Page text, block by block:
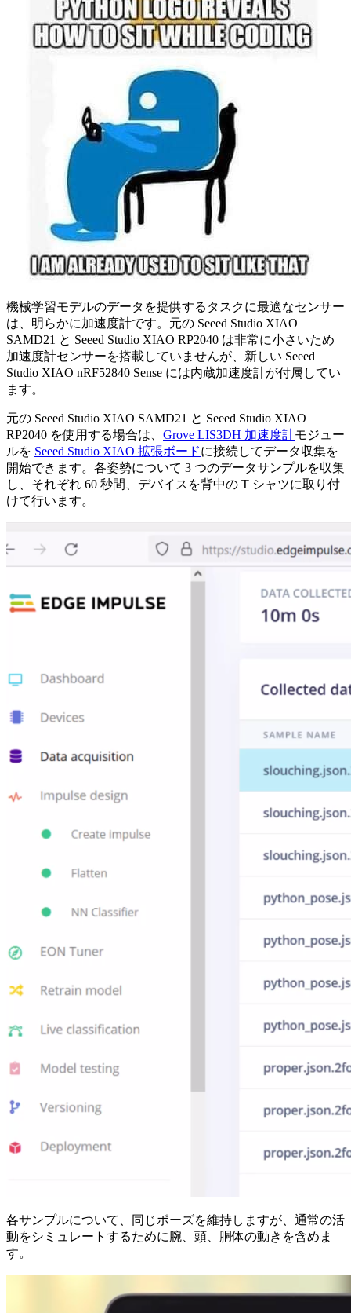
機械学習モデルのデータを提供するタスクに最適なセンサー
は、明らかに加速度計です。元の Seeed Studio XIAO
SAMD21 と Seeed Studio XIAO RP2040 は非常に小さいため
加速度計センサーを搭載していませんが、新しい Seeed
Studio XIAO nRF52840 Sense には内蔵加速度計が付属してい
ます。
元の Seeed Studio XIAO SAMD21 と Seeed Studio XIAO
RP2040 を使用する場合は、 Grove LIS3DH 加速度計モジュー
ルを Seeed Studio XIAO 拡張ボードに接続してデータ収集を
開始できます。各姿勢について 3 つのデータサンプルを収集
し、それぞれ 60 秒間、デバイスを背中の T シャツに取り付
けて行います。
各サンプルについて、同じポーズを維持しますが、通常の活
動をシミュレートするために腕、頭、胴体の動きを含めま
す。